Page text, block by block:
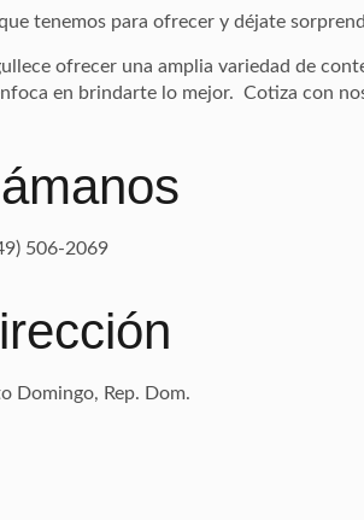
tenemos para ofrecer y déjate
ofrecer una amplia variedad de
en brindarte lo mejor. Cotiza con
506-2069
Domingo, Rep. Dom.